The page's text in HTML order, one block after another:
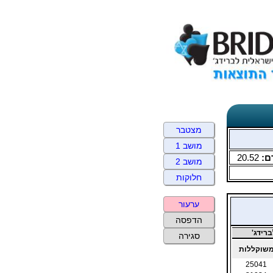
20.52
משוקללות
25041
מצטבר
מושב 1
מושב 2
חלוקות
ערעור
הדפסה
סגירה